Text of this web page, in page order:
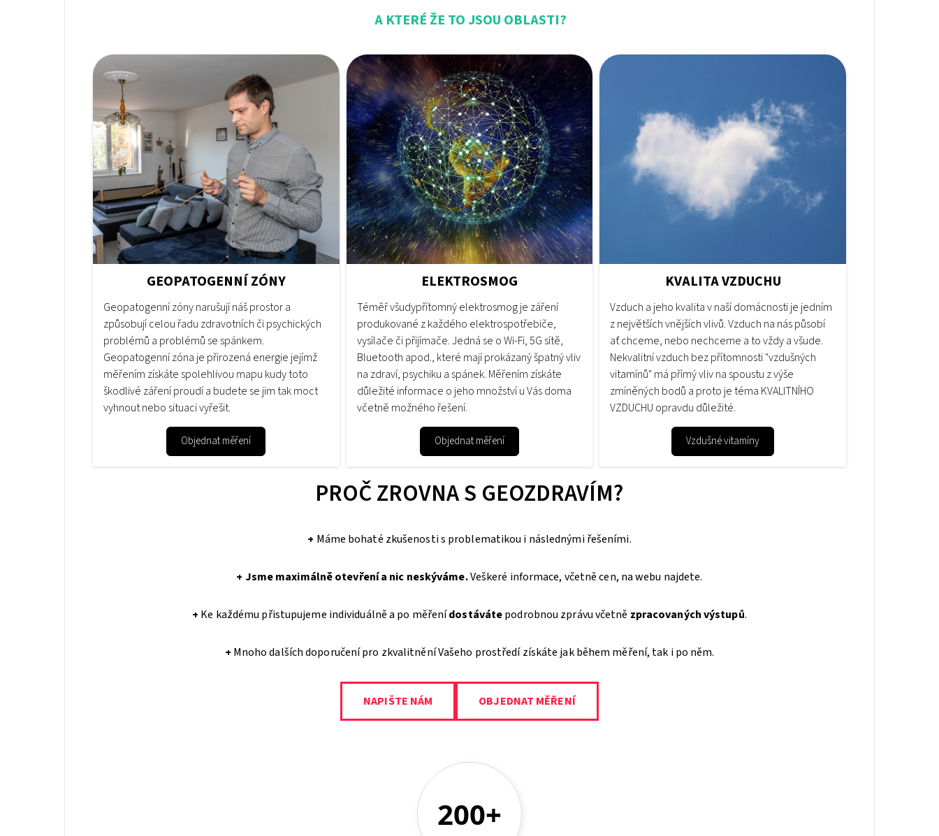
A KTERÉ ŽE TO JSOU OBLASTI?
GEOPATOGENNÍ ZÓNY
Geopatogenní zóny narušují náš prostor a
způsobují celou řadu zdravotních či psychických
problémů a problémů se spánkem.
Geopatogenní zóna je přirozená energie jejímž
měřením získáte spolehlivou mapu kudy toto
škodlivé záření proudí a budete se jim tak moct
vyhnout nebo situaci vyřešit.
Objednat měření
ELEKTROSMOG
Téměř všudypřítomný elektrosmog je záření
produkované z každého elektrospotřebiče,
vysílače či přijímače. Jedná se o Wi-Fi, 5G sítě,
Bluetooth apod., které mají prokázaný špatný vliv
na zdraví, psychiku a spánek. Měřením získáte
důležité informace o jeho množství u Vás doma
včetně možného řešení.
Objednat měření
KVALITA VZDUCHU
Vzduch a jeho kvalita v naší domácnosti je jedním
z největších vnějších vlivů. Vzduch na nás působí
ať chceme, nebo nechceme a to vždy a všude.
Nekvalitní vzduch bez přítomnosti "vzdušných
vitamínů" má přímý vliv na spoustu z výše
zmíněných bodů a proto je téma KVALITNÍHO
VZDUCHU opravdu důležité.
Vzdušné vitamíny
PROČ ZROVNA S GEOZDRAVÍM?
+ Máme bohaté zkušenosti s problematikou i následnými řešeními.
+ Jsme maximálně otevření a nic neskýváme.Veškeré informace, včetně cen, na webu najdete.
+ Ke každému přistupujeme individuálně a po měřenídostávátepodrobnou zprávu včetně zpracovaných výstupů.
+ Mnoho dalších doporučení pro zkvalitnění Vašeho prostředí získáte jak během měření, tak i po něm.
NAPIŠTE NÁM OBJEDNAT MĚŘENÍ
200+